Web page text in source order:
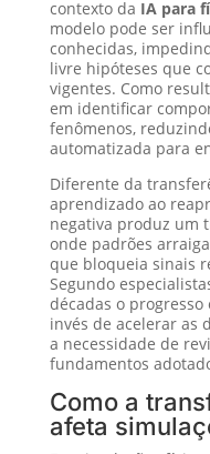
contexto da IA para
modelo pode ser
conhecidas,
livre hipóteses que
vigentes. Como
em identificar
fenômenos,
automatizada para
Diferente da
aprendizado ao
negativa produz um
onde padrões
que bloqueia sinais
Segundo
décadas o
invés de acelerar as
a necessidade de
fundamentos
Como a
afeta